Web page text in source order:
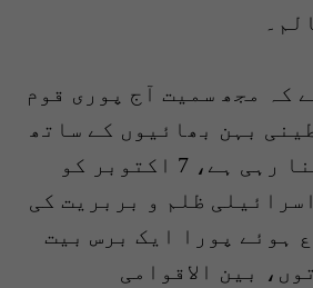
کہ مجھ سمیت آج پوری قوم
بہن بھائیوں کے ساتھ
یکجہتی کا دن منا رہی ہے، 7 اکتوبر کو
ظلم و بربریت کی
ہوئے پورا ایک برس بیت
بین الاقوامی